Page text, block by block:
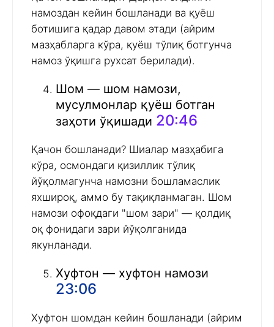
намоздан кейин бошланади ва қуёш
ботишига қадар давом этади (айрим
мазҳабларга кўра, қуёш тўлиқ ботгунча
намоз ўқишга рухсат берилади).
Шом — шом намози,
мусулмонлар қуёш ботган
заҳоти ўқишади 20:46
Қачон бошланади? Шиалар мазҳабига
кўра, осмондаги қизиллик тўлиқ
йўқолмагунча намозни бошламаслик
яхшироқ, аммо бу тақиқланмаган. Шом
намози офоқдаги "шом зари" — қолдиқ
оқ фонидаги зари йўқолганида
якунланади.
Хуфтон — хуфтон намози
23:06
Хуфтон шомдан кейин бошланади (айрим